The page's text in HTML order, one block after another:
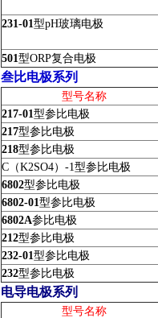
231-01型pH玻璃电极
501型ORP复合电极
叁比电极系列
型号名称
217-01型参比电极
217型参比电极
218型参比电极
C （K2SO4） -1型参比电极
6802型参比电极
6802-01型参比电极
6802A参比电极
212型参比电极
232-01型参比电极
232型参比电极
电导电极系列
型号名称